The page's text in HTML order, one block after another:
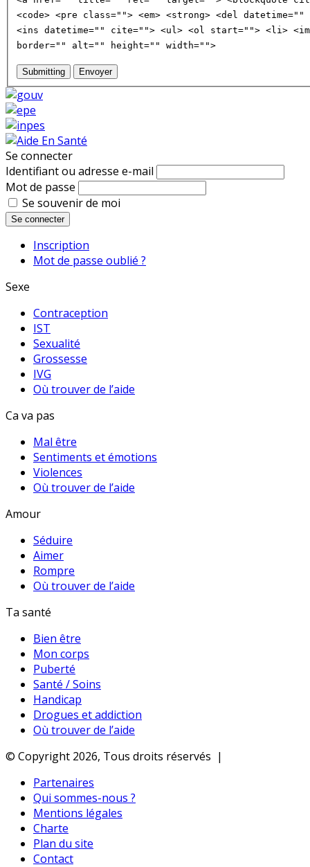
<code> <pre class=""> <em> <strong> <del
<ins datetime="" cite=""> <ul> <ol start=""> <li>
border="" alt="" height="" width="">
Submitting Envoyer
Se connecter
Identifiant ou adresse e-mail
Mot de passe
Se souvenir de moi
Se connecter
Inscription
Mot de passe oublié ?
Sexe
Contraception
IST
Sexualité
Grossesse
IVG
Où trouver de l’aide
Ca va pas
Mal être
Sentiments et émotions
Violences
Où trouver de l’aide
Amour
Séduire
Aimer
Rompre
Où trouver de l’aide
Ta santé
Bien être
Mon corps
Puberté
Santé / Soins
Handicap
Drogues et addiction
Où trouver de l’aide
© Copyright 2026, Tous droits réservés |
Partenaires
Qui sommes-nous ?
Mentions légales
Charte
Plan du site
Contact